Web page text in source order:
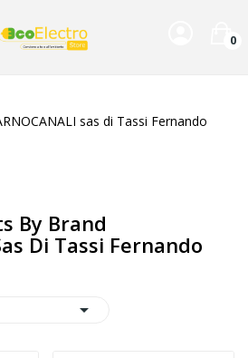
0
sas di Tassi Fernando
By Brand
Di Tassi Fernando
